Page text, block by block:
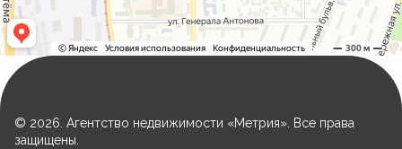
© 2026. Агентство недвижимости «Метрия». Все права
защищены.